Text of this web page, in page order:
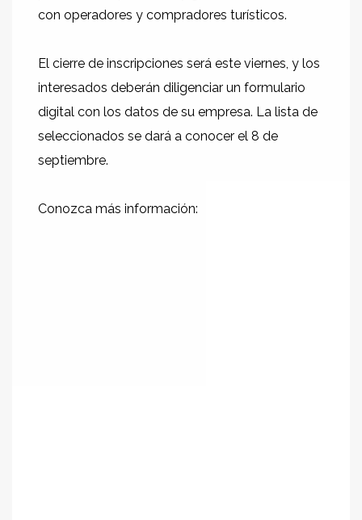
con operadores y compradores turísticos.
El cierre de inscripciones será este viernes, y los
interesados deberán diligenciar un formulario
digital con los datos de su empresa. La lista de
seleccionados se dará a conocer el 8 de
septiembre.
Conozca más información: